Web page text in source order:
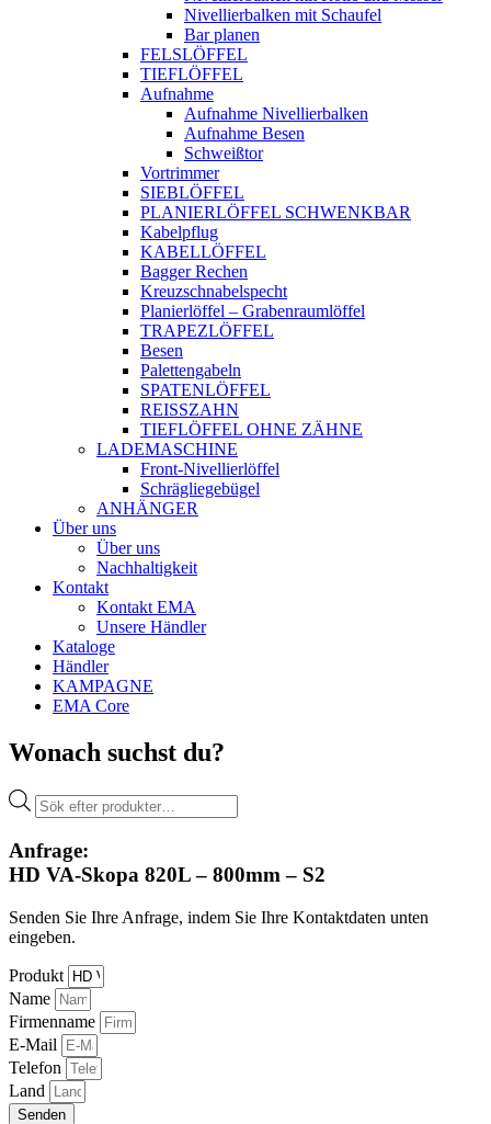
Nivellierbalken mit Schaufel
Bar planen
FELSLÖFFEL
TIEFLÖFFEL
Aufnahme
Aufnahme Nivellierbalken
Aufnahme Besen
Schweißtor
Vortrimmer
SIEBLÖFFEL
PLANIERLÖFFEL SCHWENKBAR
Kabelpflug
KABELLÖFFEL
Bagger Rechen
Kreuzschnabelspecht
Planierlöffel – Grabenraumlöffel
TRAPEZLÖFFEL
Besen
Palettengabeln
SPATENLÖFFEL
REISSZAHN
TIEFLÖFFEL OHNE ZÄHNE
LADEMASCHINE
Front-Nivellierlöffel
Schrägliegebügel
ANHÄNGER
Über uns
Über uns
Nachhaltigkeit
Kontakt
Kontakt EMA
Unsere Händler
Kataloge
Händler
KAMPAGNE
EMA Core
Wonach suchst du?
Products
search
Anfrage:
HD VA-Skopa 820L – 800mm – S2
Senden Sie Ihre Anfrage, indem Sie Ihre Kontaktdaten unten
eingeben.
Produkt
Name
Firmenname
E-Mail
Telefon
Land
Senden